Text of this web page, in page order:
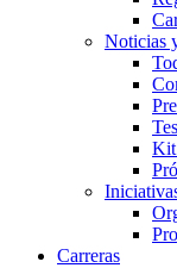
Noticias
Kit
Carreras